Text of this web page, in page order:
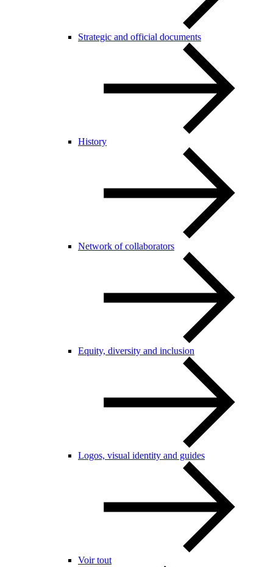
Strategic and official documents
History
Network of collaborators
Equity, diversity and inclusion
Logos, visual identity and guides
Voir tout